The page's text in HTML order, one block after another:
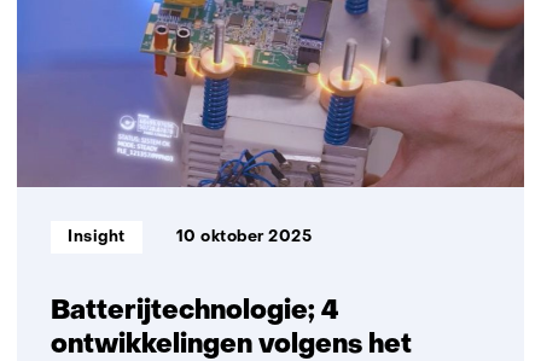
elektrische
Batterijtechnologie; 4
ontwikkelingen volgens het
Informatietype:
Insight 10 oktober 2025